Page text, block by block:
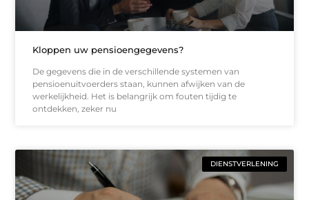
Kloppen uw pensioengegevens?
De gegevens die in de verschillende systemen van
pensioenuitvoerders staan, kunnen afwijken van de
werkelijkheid. Het is belangrijk om fouten tijdig te
ontdekken, zeker nu
DIENSTVERLENING